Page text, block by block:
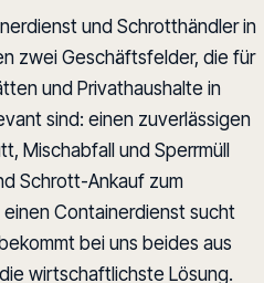
und Schrotthändler in
zwei Geschäftsfelder, die für
und Privathaushalte in
sind: einen zuverlässigen
Mischabfall und Sperrmüll
Schrott-Ankauf zum
Containerdienst sucht
bei uns beides aus
wirtschaftlichste Lösung.